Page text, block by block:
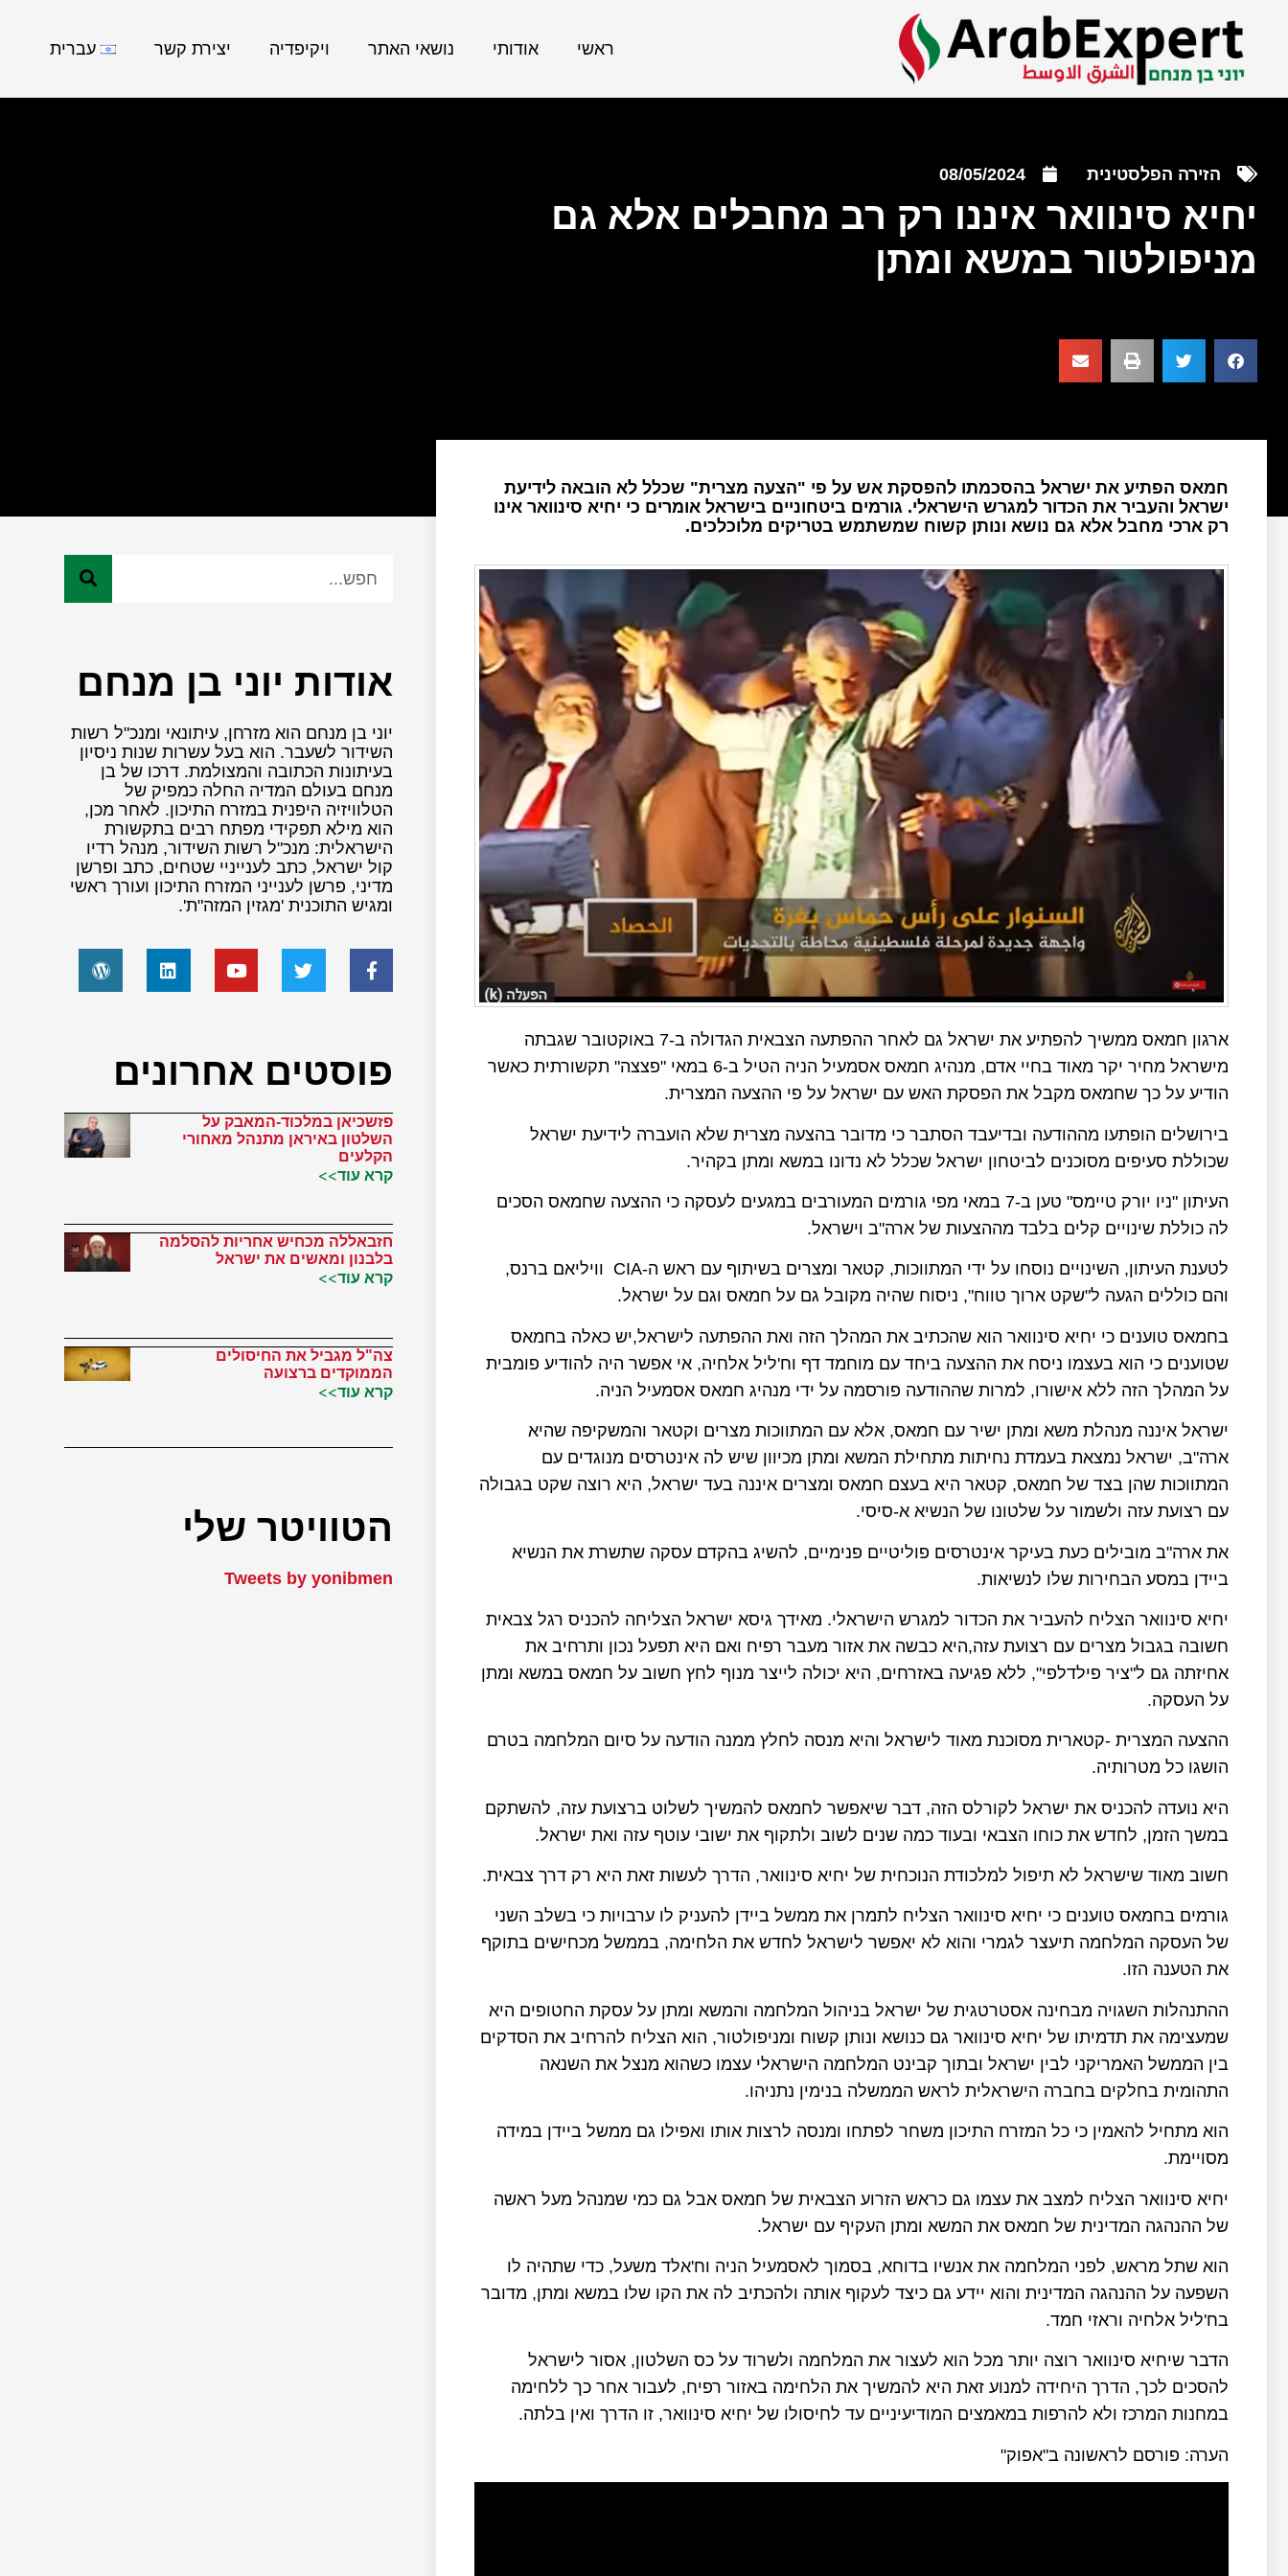
ראשי אודותי נושאי האתר ויקיפדיה יצירת קשר עברית
הזירה הפלסטינית 08/05/2024
יחיא סינוואר איננו רק רב מחבלים אלא גם
מניפולטור במשא ומתן
חמאס הפתיע את ישראל בהסכמתו להפסקת אש על פי "הצעה מצרית" שכלל לא הובאה לידיעת
ישראל והעביר את הכדור למגרש הישראלי. גורמים ביטחוניים בישראל אומרים כי יחיא סינוואר אינו
רק ארכי מחבל אלא גם נושא ונותן קשוח שמשתמש בטריקים מלוכלכים.
ארגון חמאס ממשיך להפתיע את ישראל גם לאחר ההפתעה הצבאית הגדולה ב-7 באוקטובר שגבתה
מישראל מחיר יקר מאוד בחיי אדם, מנהיג חמאס אסמעיל הניה הטיל ב-6 במאי "פצצה" תקשורתית כאשר
הודיע על כך שחמאס מקבל את הפסקת האש עם ישראל על פי ההצעה המצרית.
בירושלים הופתעו מההודעה ובדיעבד הסתבר כי מדובר בהצעה מצרית שלא הועברה לידיעת ישראל
שכוללת סעיפים מסוכנים לביטחון ישראל שכלל לא נדונו במשא ומתן בקהיר.
העיתון "ניו יורק טיימס" טען ב-7 במאי מפי גורמים המעורבים במגעים לעסקה כי ההצעה שחמאס הסכים
לה כוללת שינויים קלים בלבד מההצעות של ארה"ב וישראל.
לטענת העיתון, השינויים נוסחו על ידי המתווכות, קטאר ומצרים בשיתוף עם ראש ה-CIA וויליאם ברנס,
והם כוללים הגעה ל"שקט ארוך טווח", ניסוח שהיה מקובל גם על חמאס וגם על ישראל.
בחמאס טוענים כי יחיא סינוואר הוא שהכתיב את המהלך הזה ואת ההפתעה לישראל,יש כאלה בחמאס
שטוענים כי הוא בעצמו ניסח את ההצעה ביחד עם מוחמד דף וח'ליל אלחיה, אי אפשר היה להודיע פומבית
על המהלך הזה ללא אישורו, למרות שההודעה פורסמה על ידי מנהיג חמאס אסמעיל הניה.
ישראל איננה מנהלת משא ומתן ישיר עם חמאס, אלא עם המתווכות מצרים וקטאר והמשקיפה שהיא
ארה"ב, ישראל נמצאת בעמדת נחיתות מתחילת המשא ומתן מכיוון שיש לה אינטרסים מנוגדים עם
המתווכות שהן בצד של חמאס, קטאר היא בעצם חמאס ומצרים איננה בעד ישראל, היא רוצה שקט בגבולה
עם רצועת עזה ולשמור על שלטונו של הנשיא א-סיסי.
את ארה"ב מובילים כעת בעיקר אינטרסים פוליטיים פנימיים, להשיג בהקדם עסקה שתשרת את הנשיא
ביידן במסע הבחירות שלו לנשיאות.
יחיא סינוואר הצליח להעביר את הכדור למגרש הישראלי. מאידך גיסא ישראל הצליחה להכניס רגל צבאית
חשובה בגבול מצרים עם רצועת עזה,היא כבשה את אזור מעבר רפיח ואם היא תפעל נכון ותרחיב את
אחיזתה גם ל"ציר פילדלפי", ללא פגיעה באזרחים, היא יכולה לייצר מנוף לחץ חשוב על חמאס במשא ומתן
על העסקה.
ההצעה המצרית -קטארית מסוכנת מאוד לישראל והיא מנסה לחלץ ממנה הודעה על סיום המלחמה בטרם
הושגו כל מטרותיה.
היא נועדה להכניס את ישראל לקורלס הזה, דבר שיאפשר לחמאס להמשיך לשלוט ברצועת עזה, להשתקם
במשך הזמן, לחדש את כוחו הצבאי ובעוד כמה שנים לשוב ולתקוף את ישובי עוטף עזה ואת ישראל.
חשוב מאוד שישראל לא תיפול למלכודת הנוכחית של יחיא סינוואר, הדרך לעשות זאת היא רק דרך צבאית.
גורמים בחמאס טוענים כי יחיא סינוואר הצליח לתמרן את ממשל ביידן להעניק לו ערבויות כי בשלב השני
של העסקה המלחמה תיעצר לגמרי והוא לא יאפשר לישראל לחדש את הלחימה, בממשל מכחישים בתוקף
את הטענה הזו.
ההתנהלות השגויה מבחינה אסטרטגית של ישראל בניהול המלחמה והמשא ומתן על עסקת החטופים היא
שמעצימה את תדמיתו של יחיא סינוואר גם כנושא ונותן קשוח ומניפולטור, הוא הצליח להרחיב את הסדקים
בין הממשל האמריקני לבין ישראל ובתוך קבינט המלחמה הישראלי עצמו כשהוא מנצל את השנאה
התהומית בחלקים בחברה הישראלית לראש הממשלה בנימין נתניהו.
הוא מתחיל להאמין כי כל המזרח התיכון משחר לפתחו ומנסה לרצות אותו ואפילו גם ממשל ביידן במידה
מסויימת.
יחיא סינוואר הצליח למצב את עצמו גם כראש הזרוע הצבאית של חמאס אבל גם כמי שמנהל מעל ראשה
של ההנהגה המדינית של חמאס את המשא ומתן העקיף עם ישראל.
הוא שתל מראש, לפני המלחמה את אנשיו בדוחא, בסמוך לאסמעיל הניה וח'אלד משעל, כדי שתהיה לו
השפעה על ההנהגה המדינית והוא יידע גם כיצד לעקוף אותה ולהכתיב לה את הקו שלו במשא ומתן, מדובר
בח'ליל אלחיה וראזי חמד.
הדבר שיחיא סינוואר רוצה יותר מכל הוא לעצור את המלחמה ולשרוד על כס השלטון, אסור לישראל
להסכים לכך, הדרך היחידה למנוע זאת היא להמשיך את הלחימה באזור רפיח, לעבור אחר כך ללחימה
במחנות המרכז ולא להרפות במאמצים המודיעיניים עד לחיסולו של יחיא סינוואר, זו הדרך ואין בלתה.
הערה: פורסם לראשונה ב"אפוק"
אודות יוני בן מנחם
יוני בן מנחם הוא מזרחן, עיתונאי ומנכ"ל רשות
השידור לשעבר. הוא בעל עשרות שנות ניסיון
בעיתונות הכתובה והמצולמת. דרכו של בן
מנחם בעולם המדיה החלה כמפיק של
הטלוויזיה היפנית במזרח התיכון. לאחר מכן,
הוא מילא תפקידי מפתח רבים בתקשורת
הישראלית: מנכ"ל רשות השידור, מנהל רדיו
קול ישראל, כתב לענייניי שטחים, כתב ופרשן
מדיני, פרשן לענייני המזרח התיכון ועורך ראשי
ומגיש התוכנית 'מגזין המזה"ת'.
פוסטים אחרונים
פזשכיאן במלכוד-המאבק על
השלטון באיראן מתנהל מאחורי
הקלעים
קרא עוד>>
חזבאללה מכחיש אחריות להסלמה
בלבנון ומאשים את ישראל
קרא עוד>>
צה"ל מגביל את החיסולים
הממוקדים ברצועה
קרא עוד>>
הטוויטר שלי
Tweets by yonibmen